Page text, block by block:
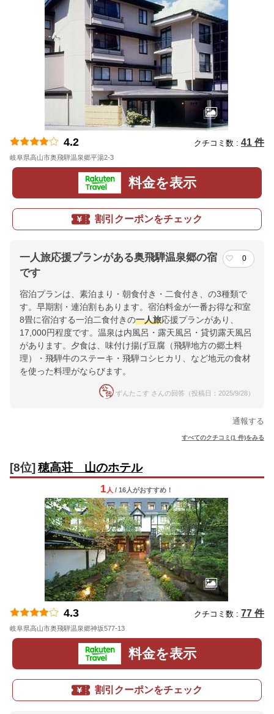
4.2 クチコミ数 : 41 件
岐阜県高山市奥飛騨温泉郷平湯2-3
料金を表示
割引クーポンをチェック
一人旅応援プランがある奥飛騨温泉郷の宿
です
0
宿泊プランは、素泊まり・朝食付き・二食付き、の3種類で
す。早期割・連泊割もあります。宿泊料金が一番お得な和室
8畳に宿泊する一泊二食付きの一人旅応援プランがあり、
17,000円程度です。温泉は内風呂・露天風呂・貸切露天風呂
があります。夕食は、味付け揚げ豆腐（飛騨地方の郷土料
理）・飛騨牛のステーキ・飛騨コシヒカリ、など地元の食材
を使った料理がならびます。
ずんたこす さんの回答（投稿日：2025/9/28）
通報する
すべてのクチコミ(1 件)をみる
[8位] 穂高荘 山のホテル
1 人 / 16人がおすすめ！
4.3 クチコミ数 : 77 件
岐阜県高山市奥飛騨温泉郷神坂577-13
料金を表示
割引クーポンをチェック